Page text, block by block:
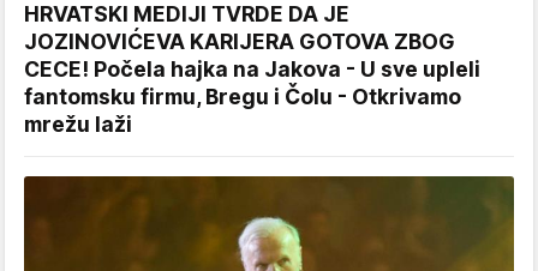
HRVATSKI MEDIJI TVRDE DA JE
JOZINOVIĆEVA KARIJERA GOTOVA ZBOG
CECE! Počela hajka na Jakova - U sve upleli
fantomsku firmu, Bregu i Čolu - Otkrivamo
mrežu laži